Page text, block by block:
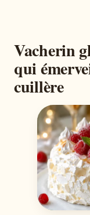
Vacherin
qui
cuillère